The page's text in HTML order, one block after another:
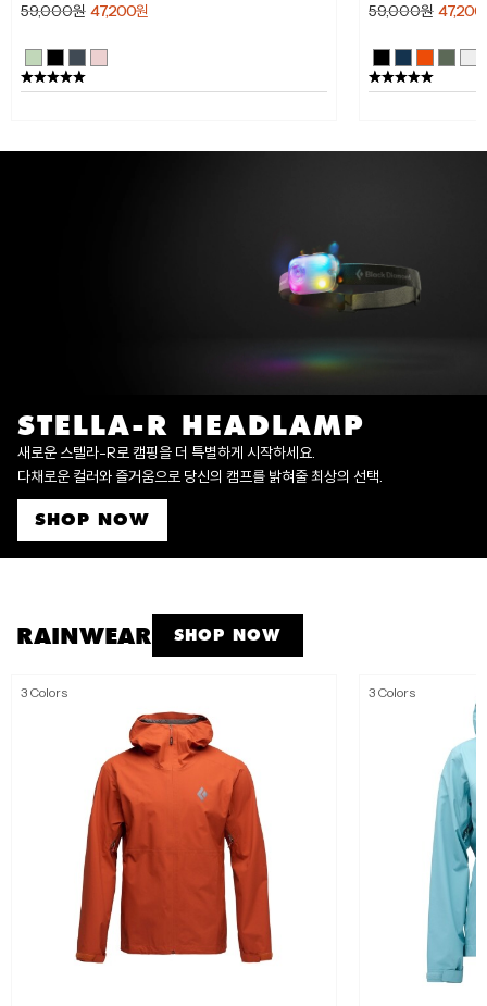
59,000원 47,200원 59,000원 47,200
STELLA-R HEADLAMP
새로운 스텔라-R로 캠핑을 더 특별하게 시작하세요.
다채로운 컬러와 즐거움으로 당신의 캠프를 밝혀줄 최상의 선택.
SHOP NOW
RAINWEAR SHOP NOW
3 Colors 3 Colors